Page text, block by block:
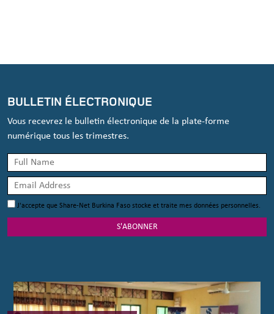
BULLETIN ÉLECTRONIQUE
Vous recevrez le bulletin électronique de la plate-forme
numérique tous les trimestres.
J'accepte que Share-Net Burkina Faso stocke et traite mes données personnelles.
S'ABONNER